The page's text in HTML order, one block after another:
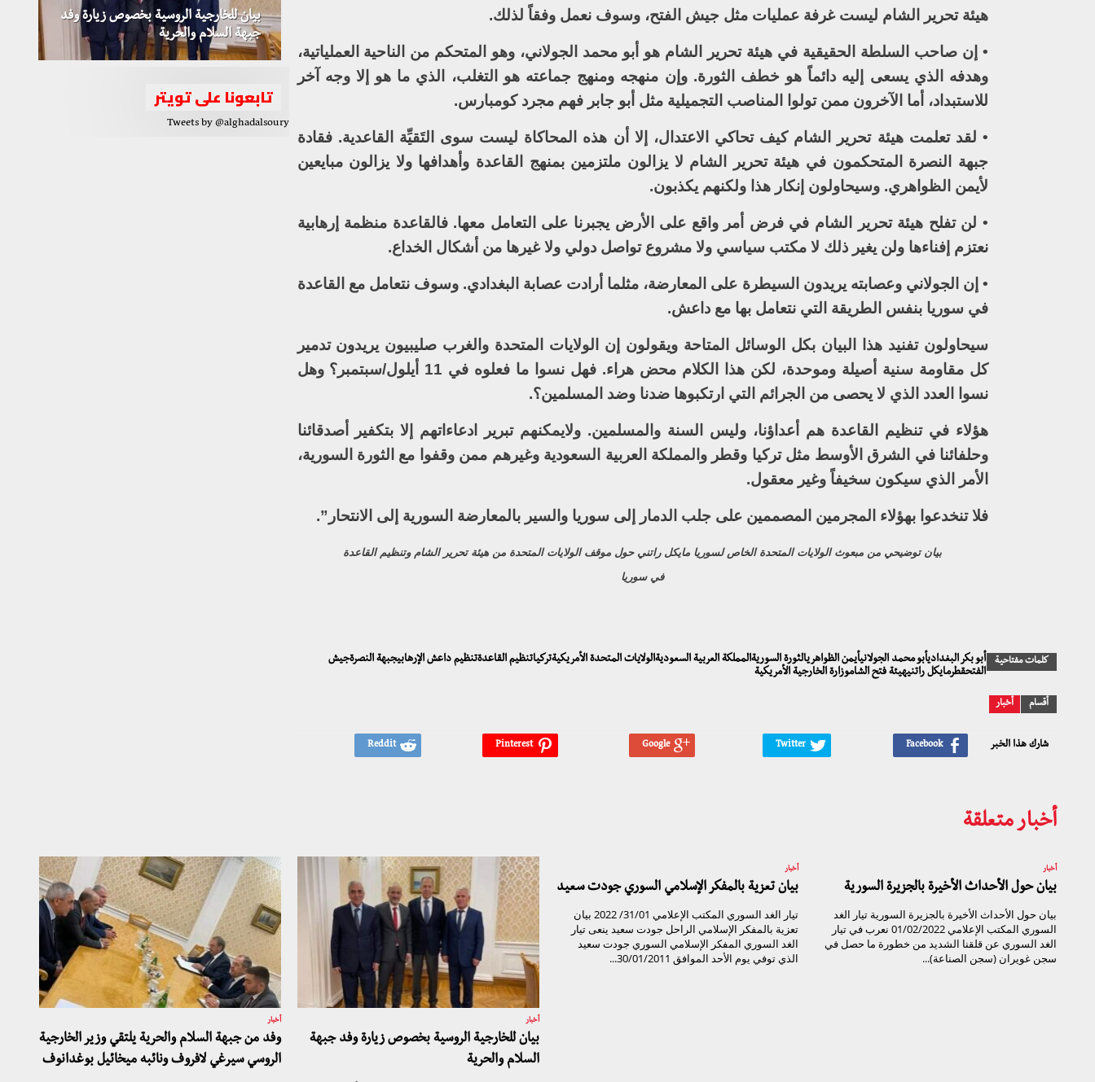
هيئة تحرير الشام ليست غرفة عمليات مثل جيش الفتح، وسوف نعمل وفقاً لذلك.
• إن صاحب السلطة الحقيقية في هيئة تحرير الشام هو أبو محمد الجولاني، وهو المتحكم من الناحية العملياتية،
وهدفه الذي يسعى إليه دائماً هو خطف الثورة. وإن منهجه ومنهج جماعته هو التغلب، الذي ما هو إلا وجه آخر
للاستبداد، أما الآخرون ممن تولوا المناصب التجميلية مثل أبو جابر فهم مجرد كومبارس.
• لقد تعلمت هيئة تحرير الشام كيف تحاكي الاعتدال، إلا أن هذه المحاكاة ليست سوى التَقيِّة القاعدية. فقادة
جبهة النصرة المتحكمون في هيئة تحرير الشام لا يزالون ملتزمين بمنهج القاعدة وأهدافها ولا يزالون مبايعين
لأيمن الظواهري. وسيحاولون إنكار هذا ولكنهم يكذبون.
• لن تفلح هيئة تحرير الشام في فرض أمر واقع على الأرض يجبرنا على التعامل معها. فالقاعدة منظمة إرهابية
نعتزم إفناءها ولن يغير ذلك لا مكتب سياسي ولا مشروع تواصل دولي ولا غيرها من أشكال الخداع.
• إن الجولاني وعصابته يريدون السيطرة على المعارضة، مثلما أرادت عصابة البغدادي. وسوف نتعامل مع القاعدة
في سوريا بنفس الطريقة التي نتعامل بها مع داعش.
سيحاولون تفنيد هذا البيان بكل الوسائل المتاحة ويقولون إن الولايات المتحدة والغرب صليبيون يريدون تدمير
كل مقاومة سنية أصيلة وموحدة، لكن هذا الكلام محض هراء. فهل نسوا ما فعلوه في 11 أيلول/سبتمبر؟ وهل
نسوا العدد الذي لا يحصى من الجرائم التي ارتكبوها ضدنا وضد المسلمين؟.
هؤلاء في تنظيم القاعدة هم أعداؤنا، وليس السنة والمسلمين. ولايمكنهم تبرير ادعاءاتهم إلا بتكفير أصدقائنا
وحلفائنا في الشرق الأوسط مثل تركيا وقطر والمملكة العربية السعودية وغيرهم ممن وقفوا مع الثورة السورية،
الأمر الذي سيكون سخيفاً وغير معقول.
فلا تنخدعوا بهؤلاء المجرمين المصممين على جلب الدمار إلى سوريا والسير بالمعارضة السورية إلى الانتحار”.
بيان توضيحي من مبعوث الولايات المتحدة الخاص لسوريا مايكل راتني حول موقف الولايات المتحدة من هيئة تحرير الشام وتنظيم القاعدة
في سوريا
كلمات مفتاحية
أبو بكر البغداديأبو محمد الجولانيأيمن الظواهريالثورة السوريةالمملكة العربية السعوديةالولايات المتحدة الأمريكيةتركياتنظيم القاعدةتنظيم داعش الإرهابيجبهة النصرةجيش
الفتحقطرمايكل راتنيهيئة فتح الشاموزارة الخارجية الأمريكية
أقسام أخبار
شارك هذا الخبر
بيان للخارجية الروسية بخصوص زيارة وفد
جبهة السلام والحرية
تابعونا على تويتر
Tweets by @alghadalsoury
أخبار متعلقة
أخبار
بيان حول الأحداث الأخيرة بالجزيرة السورية
بيان حول الأحداث الأخيرة بالجزيرة السورية تيار الغد
السوري المكتب الإعلامي 01/02/2022 نعرب في تيار
الغد السوري عن قلقنا الشديد من خطورة ما حصل في
سجن غويران (سجن الصناعة)...
أخبار
بيان تعزية بالمفكر الإسلامي السوري جودت سعيد
تيار الغد السوري المكتب الإعلامي 31/01/ 2022 بيان
تعزية بالمفكر الإسلامي الراحل جودت سعيد ينعى تيار
الغد السوري المفكر الإسلامي السوري جودت سعيد
الذي توفي يوم الأحد الموافق 30/01/2011...
أخبار
بيان للخارجية الروسية بخصوص زيارة وفد جبهة
السلام والحرية
أخبار
وفد من جبهة السلام والحرية يلتقي وزير الخارجية
الروسي سيرغي لافروف ونائبه ميخائيل بوغدانوف